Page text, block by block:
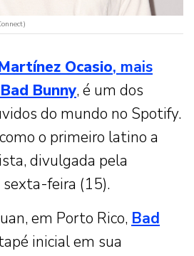
Ocasio, mais
Bad Bunny, é um dos
do mundo no Spotify.
o primeiro latino a
divulgada pela
feira (15).
em Porto Rico, Bad
inicial em sua